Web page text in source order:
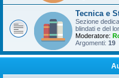
Tecnica e
Sezione
blindati e del
Moderatore:
Argomenti: 19